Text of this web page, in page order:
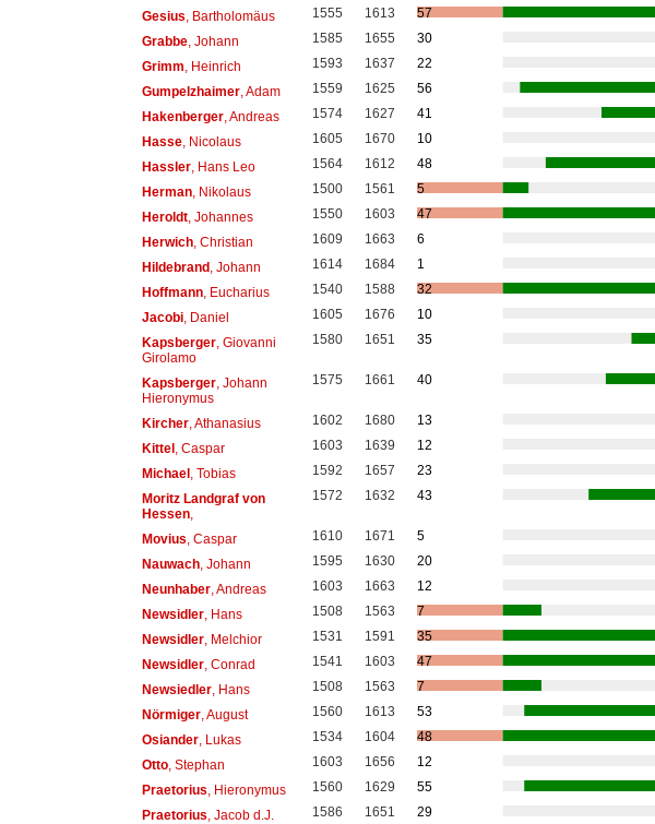
Gesius , Bartholomäus 1555 1613
57
Grabbe, Johann 1585 1655
30
Grimm , Heinrich 1593 1637
22
Gumpelzhaimer, Adam 1559 1625
56
Hakenberger, Andreas 1574 1627
41
Hasse, Nicolaus 1605 1670
10
Hassler, Hans Leo 1564 1612
48
Herman, Nikolaus 1500 1561
5
Heroldt, Johannes 1550 1603
47
Herwich, Christian 1609 1663
6
Hildebrand, Johann 1614 1684
1
Hoffmann, Eucharius 1540 1588
32
Jacobi, Daniel 1605 1676
10
Kapsberger, Giovanni
Girolamo
1580 1651 35
Kapsberger, Johann
Hieronymus
1575 1661 40
Kircher, Athanasius 1602 1680
13
Kittel, Caspar 1603 1639
12
Michael, Tobias 1592 1657
23
Moritz Landgraf von
Hessen,
1572 1632 43
Movius , Caspar 1610 1671
5
Nauwach, Johann 1595 1630
20
Neunhaber, Andreas 1603 1663
12
Newsidler, Hans 1508 1563
7
Newsidler, Melchior 1531 1591
35
Newsidler, Conrad 1541 1603
47
Newsiedler, Hans 1508 1563
7
Nörmiger, August 1560 1613
53
Osiander, Lukas 1534 1604
48
Otto, Stephan 1603 1656
12
Praetorius , Hieronymus 1560 1629
55
Praetorius , Jacob d.J. 1586 1651
29